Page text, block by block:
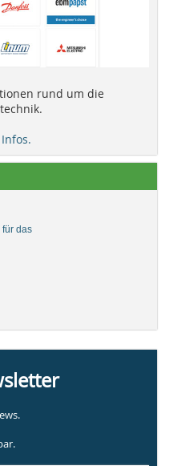
rund um die
für das